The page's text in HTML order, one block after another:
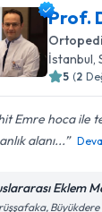
Prof.
İstanbul,
5 (2
Emre hoca ile
alanı...
Eklem